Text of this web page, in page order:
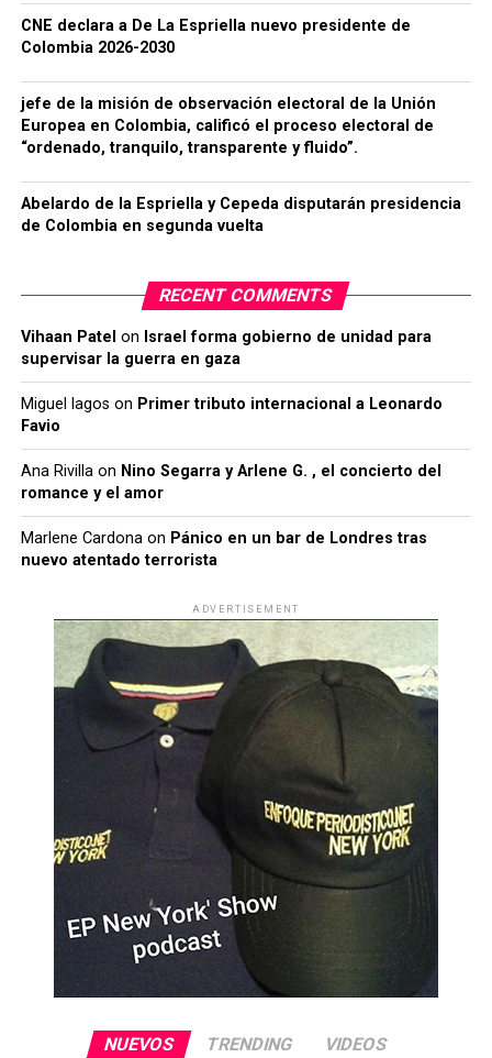
CNE declara a De La Espriella nuevo presidente de
Colombia 2026-2030
jefe de la misión de observación electoral de la Unión
Europea en Colombia, calificó el proceso electoral de
“ordenado, tranquilo, transparente y fluido”.
Abelardo de la Espriella y Cepeda disputarán presidencia
de Colombia en segunda vuelta
RECENT COMMENTS
Vihaan Patel on Israel forma gobierno de unidad para
supervisar la guerra en gaza
Miguel lagos on Primer tributo internacional a Leonardo
Favio
Ana Rivillaon Nino Segarra y Arlene G. , el concierto del
romance y el amor
Marlene Cardonaon Pánico en un bar de Londres tras
nuevo atentado terrorista
ADVERTISEMENT
NUEVOS TRENDING VIDEOS